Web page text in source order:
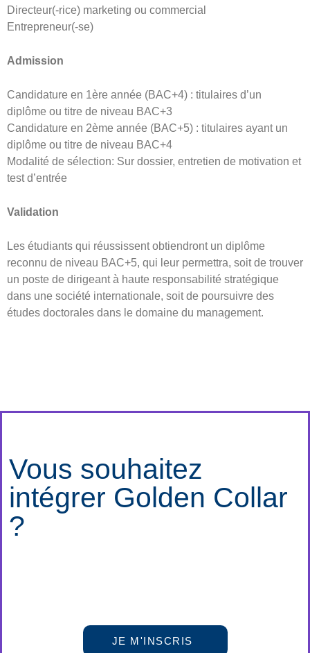
Directeur(-rice) marketing ou commercial
Entrepreneur(-se)
Admission
Candidature en 1ère année (BAC+4) : titulaires d’un
diplôme ou titre de niveau BAC+3
Candidature en 2ème année (BAC+5) : titulaires ayant un
diplôme ou titre de niveau BAC+4
Modalité de sélection: Sur dossier, entretien de motivation et
test d’entrée
Validation
Les étudiants qui réussissent obtiendront un diplôme
reconnu de niveau BAC+5, qui leur permettra, soit de trouver
un poste de dirigeant à haute responsabilité stratégique
dans une société internationale, soit de poursuivre des
études doctorales dans le domaine du management.
Vous souhaitez
intégrer Golden Collar
?
JE M'INSCRIS